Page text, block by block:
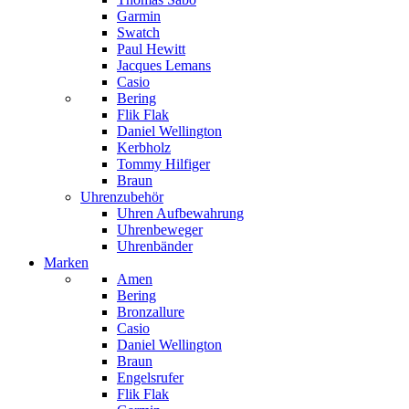
Garmin
Swatch
Paul Hewitt
Jacques Lemans
Casio
Bering
Flik Flak
Daniel Wellington
Kerbholz
Tommy Hilfiger
Braun
Uhrenzubehör
Uhren Aufbewahrung
Uhrenbeweger
Uhrenbänder
Marken
Amen
Bering
Bronzallure
Casio
Daniel Wellington
Braun
Engelsrufer
Flik Flak